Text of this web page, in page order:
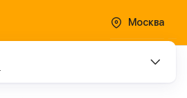
Москва